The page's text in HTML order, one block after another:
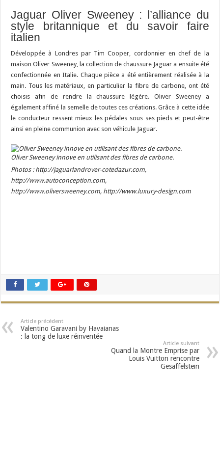
Jaguar Oliver Sweeney : l’alliance du
style britannique et du savoir faire
italien
Développée à Londres par Tim Cooper, cordonnier en chef de la
maison Oliver Sweeney, la collection de chaussure Jaguar a ensuite été
confectionnée en Italie. Chaque pièce a été entièrement réalisée à la
main. Tous les matériaux, en particulier la fibre de carbone, ont été
choisis afin de rendre la chaussure légère. Oliver Sweeney a
également affiné la semelle de toutes ces créations. Grâce à cette idée
le conducteur ressent mieux les pédales sous ses pieds et peut-être
ainsi en pleine communion avec son véhicule Jaguar.
Oliver Sweeney innove en utilisant des fibres de carbone.
Photos : http://jaguarlandrover-cotedazur.com,
http://www.autoconception.com,
http://www.oliversweeney.com, http://www.luxury-design.com
Article précédent
Valentino Garavani by Havaianas
: la tong de luxe réinventée
Article suivant
Quand la Montre Emprise par
Louis Vuitton rencontre
Gesaffelstein